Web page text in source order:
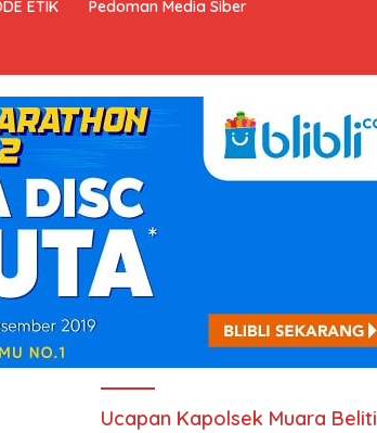
ETIK Pedoman Media Siber
Ucapan Kapolsek Muara Beliti